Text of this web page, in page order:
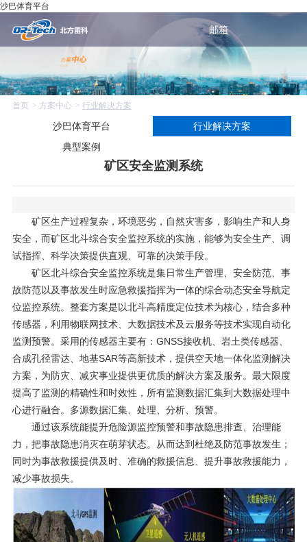
沙巴体育平台
邮箱
首页 方案中心 行业解决方案
沙巴体育平台
行业解决方案
典型案例
矿区安全监测系统
矿区生产过程复杂，环境恶劣，自然灾害多，影响生产和人身
安全，而矿区北斗综合安全监控系统的实施，能够为安全生产、调
试指挥、科学决策提供直观、可靠的决策手段。
矿区北斗综合安全监控系统是集日常生产管理、安全防范、事
故防范以及事故发生时应急救援指挥为一体的综合动态安全导航定
位监控系统。整套方案是以北斗高精度定位技术为核心，结合多种
传感器，利用物联网技术、大数据技术及云服务等技术实现自动化
监测预警。采用的传感器主要有： GNSS接收机、岩土类传感器、
合成孔径雷达、地基SAR等高新技术，提供空天地一体化监测解决
方案，为防灾、减灾事业提供更优质的解决方案及服务。最大限度
提高了监测的精确性和时效性，所有监测数据汇集到大数据处理中
心进行融合。多源数据汇集、处理、分析、预警。
通过该系统能提升危险源监控预警和事故隐患排查、治理能
力，把事故隐患消灭在萌芽状态。从而达到杜绝及防范事故发生；
同时为事故救援提供及时、准确的救援信息、提升事故救援能力，
减少事故损失。